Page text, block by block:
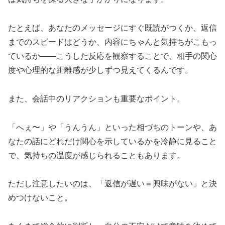
たとえば、あなたのメッセージにすぐ既読がつくか、返信
までのスピードはどうか、内容にちゃんと気持ちがこもっ
ているか――こうした反応を観察することで、相手の関心
度や心理的な距離感が少しずつ見えてくるんです。
また、会話中のリアクションも重要なポイント。
「へぇ〜」や「うんうん」といった相づちのトーンや、あ
なたの話にどれだけ関心を示しているかを冷静に見ること
で、気持ちの温度が感じられることもあります。
ただし注意したいのは、「返信が遅い＝興味がない」と決
めつけないこと。